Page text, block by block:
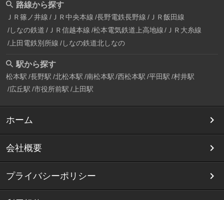
路線から探す
ＪＲ篠ノ井線 ＪＲ中央本線 長野電鉄長野線 ＪＲ飯田線
しなの鉄道 ＪＲ信越本線 松本電気鉄道上高地線
ＪＲ大糸線
上田電鉄別所線 しなの鉄道北しなの
駅から探す
松本駅 長野駅 北松本駅 南松本駅 西松本駅 平田駅 村井駅
広丘駅 市役所前駅 上田駅
ホーム
会社概要
プライバシーポリシー